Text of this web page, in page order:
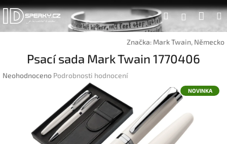
Přejít
na
obsah
Hledat
Značka: Mark Twain, Německo
Psací sada Mark Twain 1770406
Průměrné
Neohodnoceno Podrobnosti hodnocení
NOVINKA